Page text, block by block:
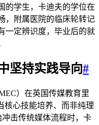
的学生，卡迪夫的学位在
，附属医院的临床轮转记
一定辨识度，毕业后的就
坚持实践导向#
）在英国传媒教育里
核心技能培养、而非纯理
击传统媒体流程时，卡